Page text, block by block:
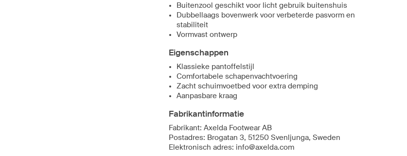
Buitenzool geschikt voor licht gebruik buitenshuis
Dubbellaags bovenwerk voor verbeterde pasvorm en
stabiliteit
Vormvast ontwerp
Eigenschappen
Klassieke pantoffelstijl
Comfortabele schapenvachtvoering
Zacht schuimvoetbed voor extra demping
Aanpasbare kraag
Fabrikantinformatie
Fabrikant: Axelda Footwear AB
Postadres: Brogatan 3, 51250 Svenljunga, Sweden
Elektronisch adres: info@axelda.com